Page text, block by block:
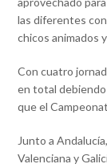
las diferentes
chicos animados
Con cuatro
en total
que el
Junto a
Valenciana y